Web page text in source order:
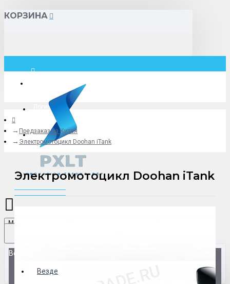
КОРЗИНА
Логин
+79775619766
Menu
Везде
Везде
Предзаказ из Китая
Электромотоцикл Doohan iTank
Электромотоцикл Doohan iTank